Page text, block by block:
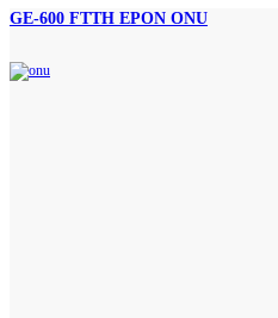
GE-600 FTTH EPON ONU